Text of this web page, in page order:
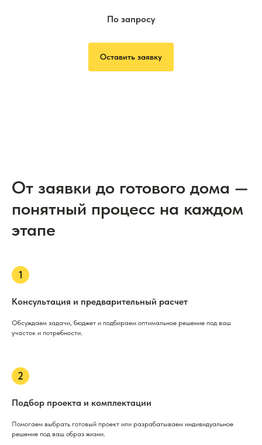
По запросу
Оставить заявку
От заявки до готового дома —
понятный процесс на каждом
этапе
Консультация и предварительный расчет
Обсуждаем задачи, бюджет и подбираем оптимальное решение под ваш
участок и потребности.
Подбор проекта и комплектации
Помогаем выбрать готовый проект или разрабатываем индивидуальное
решение под ваш образ жизни.